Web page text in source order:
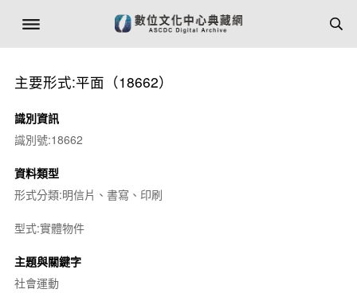
主要形式:平面（18662）
識別資訊
識別號:18662
資料類型
形式分類:明信片、書寫、印刷
型式:實體物件
主題與關鍵字
社會運動